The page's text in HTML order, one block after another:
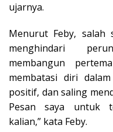
ujarnya.
Menurut Feby,
menghindari
membangun
membatasi diri
positif, dan saling
Pesan saya untuk
kalian,” kata Feby.